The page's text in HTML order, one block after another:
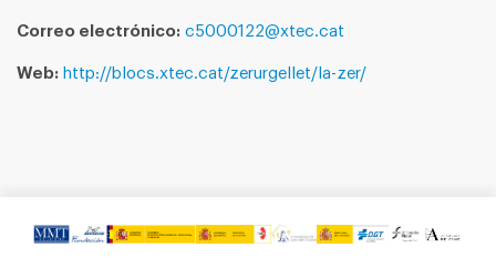
Correo electrónico: c5000122@xtec.cat
Web: http://blocs.xtec.cat/zerurgellet/la-zer/